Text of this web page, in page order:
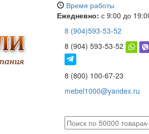
Время работы
Ежедневно: с 9:00 до
8 (904)593-53-52
8 (904) 593-53-52
8 (800) 100-67-23
mebel1000@yandex.ru